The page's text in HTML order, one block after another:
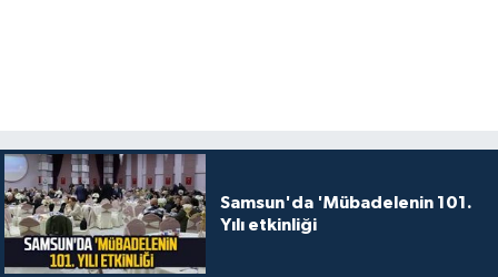
Samsun'da 'Mübadelenin 101.
Yılı etkinliği